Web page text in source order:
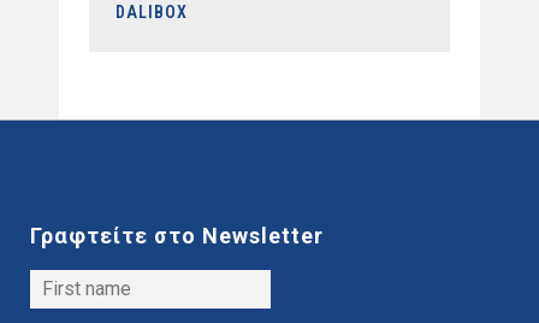
DALIBOX
Γραφτείτε στο Newsletter